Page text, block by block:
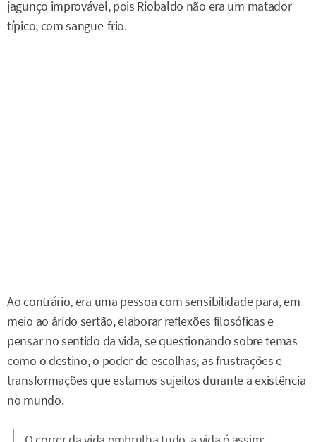
jagunço improvável, pois Riobaldo não era um matador
típico, com sangue-frio.
Ao contrário, era uma pessoa com sensibilidade para, em
meio ao árido sertão, elaborar reflexões filosóficas e
pensar no sentido da vida, se questionando sobre temas
como o destino, o poder de escolhas, as frustrações e
transformações que estamos sujeitos durante a existência
no mundo.